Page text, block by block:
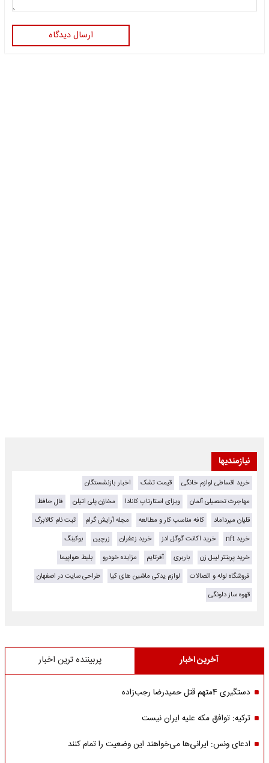
ارسال دیدگاه
نیازمندیها
خرید اقساطی لوازم خانگی قیمت تشک
اخبار بازنشستگان
مهاجرت تحصیلی آلمان
ویزای استارتاپ کانادا مخازن پلی اتیلن
فال حافظ
قلیان میرداماد
کافه مناسب کار و مطالعه مجله آرایش گرام
ثبت نام کالابرگ
خرید nft
خرید اکانت گوگل ادز خرید زعفران زرچین
بوکینگ
خرید پرینتر لیبل زن
باربری آفرتایم مزایده خودرو
بلیط هواپیما
فروشگاه لوله و اتصالات
لوازم یدکی ماشین های کیا
طراحی سایت در اصفهان
قهوه ساز دلونگی
آخرین اخبار پربیننده ترین اخبار
دستگیری 4متهم قتل حمیدرضا رجب‌زاده
ترکیه: توافق مکه علیه ایران نیست
ادعای ونس: ایرانی‌ها می‌خواهند این وضعیت را تمام کنند